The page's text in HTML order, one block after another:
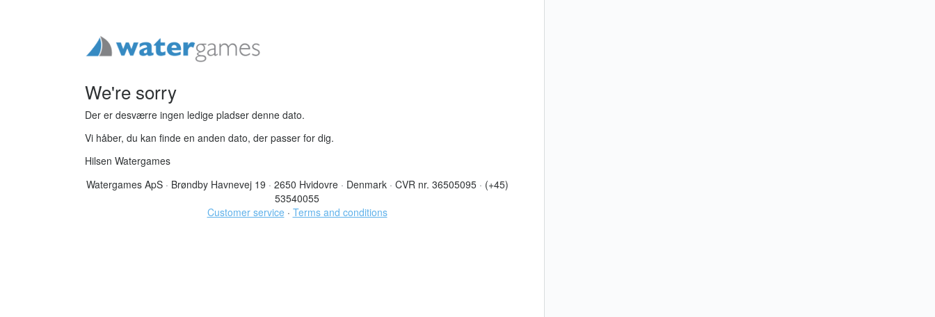
We're sorry
Der er desværre ingen ledige pladser denne dato.
Vi håber, du kan finde en anden dato, der passer for dig.
Hilsen Watergames
Watergames ApS · Brøndby Havnevej 19 · 2650 Hvidovre· Denmark · CVR nr. 36505095 · (+45)
53540055
Customer service · Terms and conditions